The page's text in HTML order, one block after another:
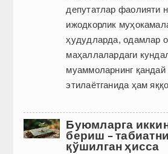
депутатлар фаолияти
ижодкорлик
ҳудудларда, одамлар
маҳаллалардаги
муаммоларнинг қандай
этилаётганида ҳам
Буюмларга
бериш –
қўшилган ҳисса